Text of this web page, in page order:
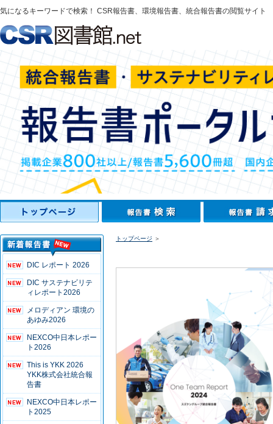
気になるキーワードで検索！ CSR報告書、環境報告書、統合報告書の閲覧サイト
DIC レポート 2026
DIC サステナビリテ
ィレポート2026
メロディアン 環境の
あゆみ2026
NEXCO中日本レポー
ト2026
This is YKK 2026
YKK株式会社統合報
告書
NEXCO中日本レポー
ト2025
トップページ ＞